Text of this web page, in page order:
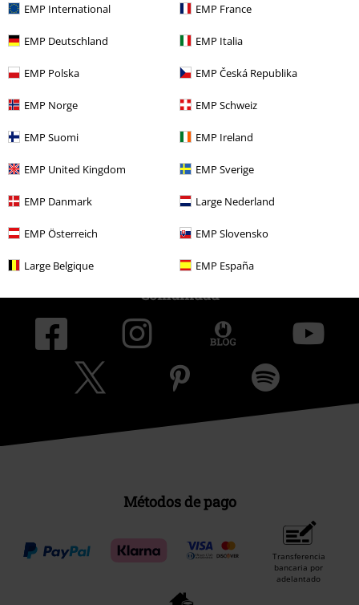
EMP International EMP France
EMP Deutschland EMP Italia
EMP Polska EMP Česká Republika
EMP Norge EMP Schweiz
EMP Suomi EMP Ireland
EMP United Kingdom EMP Sverige
EMP Danmark Large Nederland
EMP Österreich EMP Slovensko
Large Belgique EMP España
Sobre EMP
EMP Eventos
Programa de Afiliados
Sostenibilidad
Comunidad
Métodos de pago
Transferencia
bancaria por
adelantado